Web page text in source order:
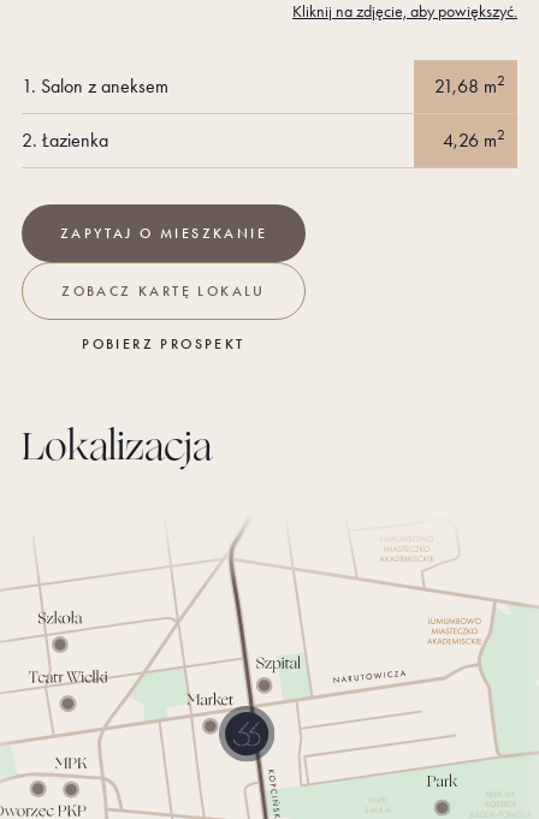
Kliknij na zdjęcie, aby powiększyć.
1. Salon z aneksem 21,68 m2
2. Łazienka 4,26 m2
ZAPYTAJ O MIESZKANIE
ZOBACZ KARTĘ LOKALU
POBIERZ PROSPEKT
Lokalizacja